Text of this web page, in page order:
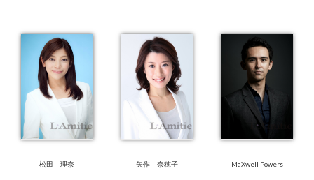
松田 理奈 矢作 奈穂子 MaXwell Powers